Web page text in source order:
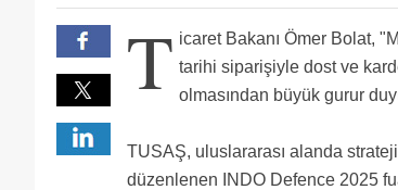
T icaret Bakanı Ömer Bolat,
tarihi siparişiyle dost ve
olmasından büyük gurur
TUSAŞ, uluslararası alanda
düzenlenen INDO Defence 2025